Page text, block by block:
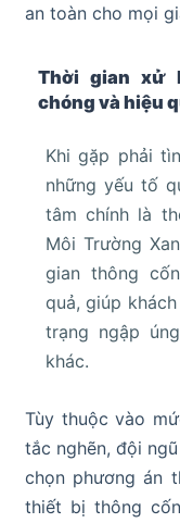
an toàn cho mọi
Thời gian xử
chóng và hiệu
Khi gặp phải
những yếu tố
tâm chính là
Môi Trường
gian thông
quả, giúp
trạng ngập
khác.
Tùy thuộc vào
tắc nghẽn, đội
chọn phương án
thiết bị thông